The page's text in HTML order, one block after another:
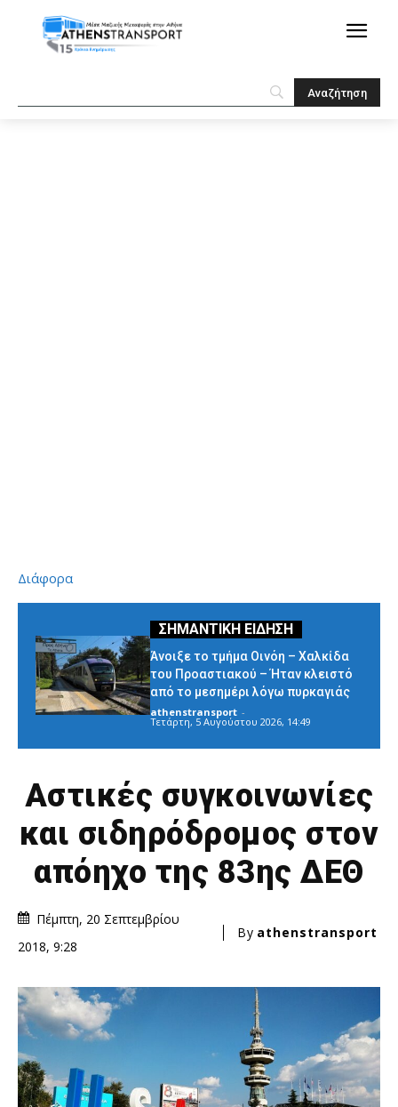
Διάφορα
Άνοιξε το τμήμα Οινόη – Χαλκίδα
του Προαστιακού – Ήταν κλειστό
από το μεσημέρι λόγω πυρκαγιάς
athenstransport -
Τετάρτη, 5 Αυγούστου 2026, 14:49
Αστικές συγκοινωνίες
και σιδηρόδρομος στον
απόηχο της 83ης ΔΕΘ
Πέμπτη, 20 Σεπτεμβρίου
2018, 9:28
By athenstransport